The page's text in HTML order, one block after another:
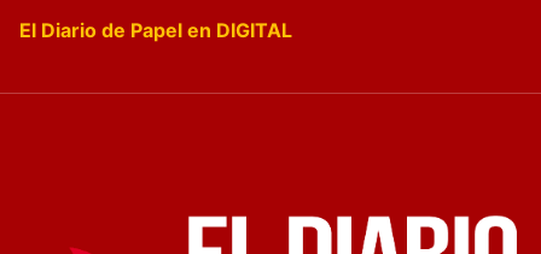
El Diario de Papel en DIGITAL